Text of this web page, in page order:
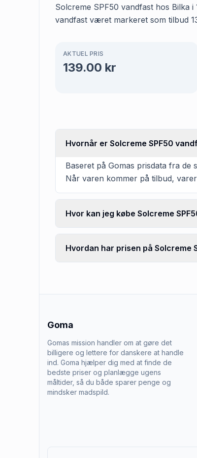
Solcreme SPF50 vandfast hos Bilka
vandfast været markeret som tilbud
AKTUEL PRIS
139.00 kr
Hvornår er Solcreme SPF50
Baseret på Gomas prisdata fra de
Når varen kommer på tilbud,
Hvor kan jeg købe Solcreme
Hvordan har prisen på Solcreme
Goma
Gomas mission handler om at gøre det
billigere og lettere for danskere at handle
ind. Goma hjælper dig med at finde de
bedste priser og planlægge ugens
måltider, så du både sparer penge og
mindsker madspild.